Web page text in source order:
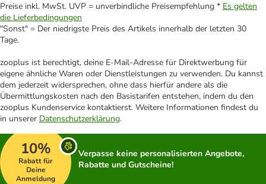
Preise inkl. MwSt. UVP = unverbindliche Preisempfehlung * Es gelten
die Lieferbedingungen
"Sonst" = Der niedrigste Preis des Artikels innerhalb der letzten 30
Tage.
zooplus ist berechtigt, deine E-Mail-Adresse für Direktwerbung für
eigene ähnliche Waren oder Dienstleistungen zu verwenden. Du kannst
dem jederzeit widersprechen, ohne dass hierfür andere als die
Übermittlungskosten nach den Basistarifen entstehen, indem du den
zooplus Kundenservice kontaktierst. Weitere Informationen findest du
in unserer Datenschutzerklärung.
10%
Rabatt für
Deine
Anmeldung
Verpasse keine personalisierten Angebote,
Rabatte und Gutscheine!